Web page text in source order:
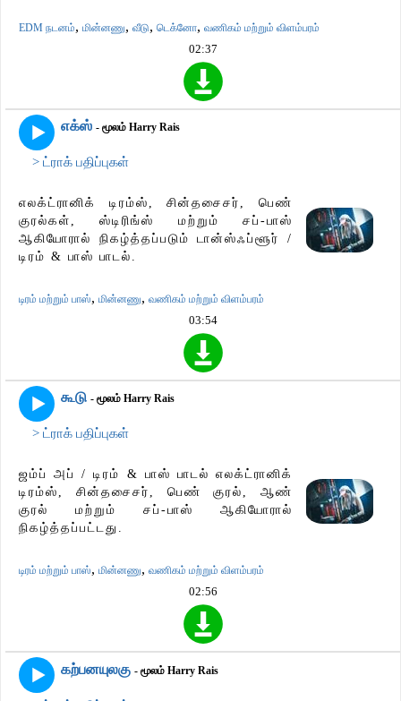
EDM நடனம், மின்னணு, வீடு, டெக்னோ, வணிகம் மற்றும் விளம்பரம்
02:37
எக்ஸ் - மூலம் Harry Rais
> ட்ராக் பதிப்புகள்
எலக்ட்ரானிக் டிரம்ஸ், சின்தசைசர், பெண்
குரல்கள், ஸ்டிரிங்ஸ் மற்றும் சப்-பாஸ்
ஆகியோரால் நிகழ்த்தப்படும் டான்ஸ்ஃப்ளூர் /
டிரம் & பாஸ் பாடல்.
டிரம் மற்றும் பாஸ், மின்னணு, வணிகம் மற்றும் விளம்பரம்
03:54
கூடு - மூலம் Harry Rais
> ட்ராக் பதிப்புகள்
ஜம்ப் அப் / டிரம் & பாஸ் பாடல் எலக்ட்ரானிக்
டிரம்ஸ், சின்தசைசர், பெண் குரல், ஆண்
குரல் மற்றும் சப்-பாஸ் ஆகியோரால்
நிகழ்த்தப்பட்டது.
டிரம் மற்றும் பாஸ், மின்னணு, வணிகம் மற்றும் விளம்பரம்
02:56
கற்பனயுலகு - மூலம் Harry Rais